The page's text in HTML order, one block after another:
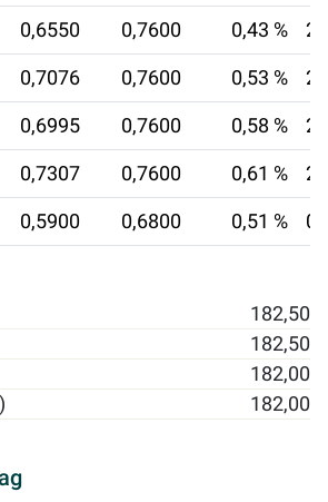
0,6550 0,7600 0,43 %
0,7076 0,7600 0,53 %
0,6995 0,7600 0,58 %
0,7307 0,7600 0,61 %
0,5900 0,6800 0,51 %
182,50
182,50
182,00
182,00